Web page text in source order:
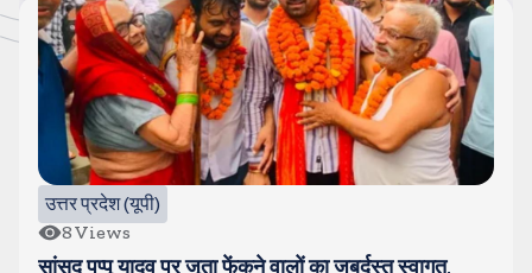
उत्तर प्रदेश (यूपी)
8Views
सांसद पप्पू यादव पर जूता फेंकने वालों का जबर्दस्त स्वागत,